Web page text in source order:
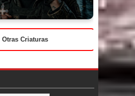
Otras Criaturas